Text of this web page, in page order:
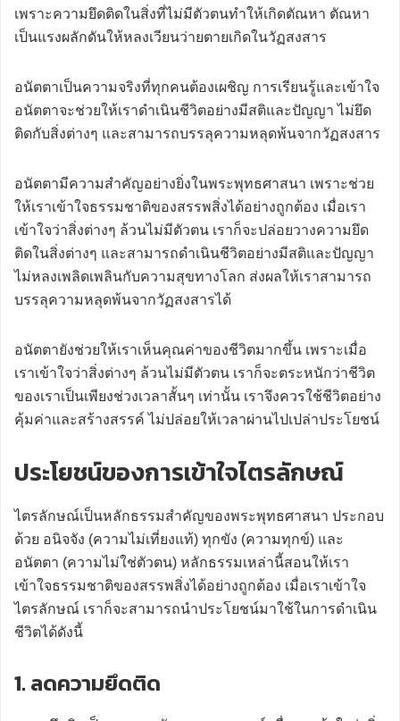
เพราะความยึดติดในสิ่งที่ไม่มีตัวตนทำให้เกิดตัณหา ตัณหา
เป็นแรงผลักดันให้หลงเวียนว่ายตายเกิดในวัฏสงสาร
อนัตตาเป็นความจริงที่ทุกคนต้องเผชิญ การเรียนรู้และเข้าใจ
อนัตตาจะช่วยให้เราดำเนินชีวิตอย่างมีสติและปัญญา ไม่ยึด
ติดกับสิ่งต่างๆ และสามารถบรรลุความหลุดพ้นจากวัฏสงสาร
อนัตตามีความสำคัญอย่างยิ่งในพระพุทธศาสนา เพราะช่วย
ให้เราเข้าใจธรรมชาติของสรรพสิ่งได้อย่างถูกต้อง เมื่อเรา
เข้าใจว่าสิ่งต่างๆ ล้วนไม่มีตัวตน เราก็จะปล่อยวางความยึด
ติดในสิ่งต่างๆ และสามารถดำเนินชีวิตอย่างมีสติและปัญญา
ไม่หลงเพลิดเพลินกับความสุขทางโลก ส่งผลให้เราสามารถ
บรรลุความหลุดพ้นจากวัฏสงสารได้
อนัตตายังช่วยให้เราเห็นคุณค่าของชีวิตมากขึ้น เพราะเมื่อ
เราเข้าใจว่าสิ่งต่างๆ ล้วนไม่มีตัวตน เราก็จะตระหนักว่าชีวิต
ของเราเป็นเพียงช่วงเวลาสั้นๆ เท่านั้น เราจึงควรใช้ชีวิตอย่าง
คุ้มค่าและสร้างสรรค์ ไม่ปล่อยให้เวลาผ่านไปเปล่าประโยชน์
ประโยชน์ของการเข้าใจไตรลักษณ์
ไตรลักษณ์เป็นหลักธรรมสำคัญของพระพุทธศาสนา ประกอบ
ด้วย อนิจจัง (ความไม่เที่ยงแท้) ทุกขัง (ความทุกข์) และ
อนัตตา (ความไม่ใช่ตัวตน) หลักธรรมเหล่านี้สอนให้เรา
เข้าใจธรรมชาติของสรรพสิ่งได้อย่างถูกต้อง เมื่อเราเข้าใจ
ไตรลักษณ์ เราก็จะสามารถนำประโยชน์มาใช้ในการดำเนิน
ชีวิตได้ดังนี้
1. ลดความยึดติด